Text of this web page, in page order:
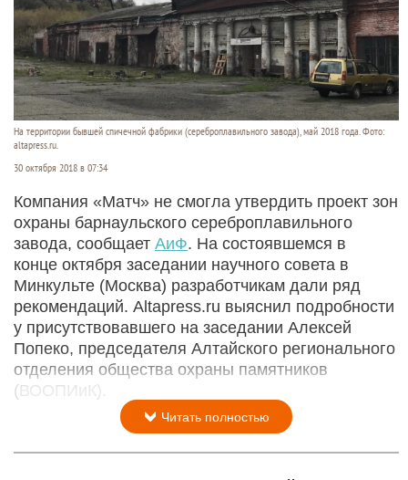
На территории бывшей спичечной фабрики (сереброплавильного завода), май 2018 года. Фото:
altapress.ru.
30 октября 2018 в 07:34
Компания «Матч» не смогла утвердить проект зон
охраны барнаульского сереброплавильного
завода, сообщает АиФ. На состоявшемся в
конце октября заседании научного совета в
Минкульте (Москва) разработчикам дали ряд
рекомендаций. Altapress.ru выяснил подробности
у присутствовавшего на заседании Алексей
Попеко, председателя Алтайского регионального
отделения общества охраны памятников
(ВООПИиК).
Читать полностью